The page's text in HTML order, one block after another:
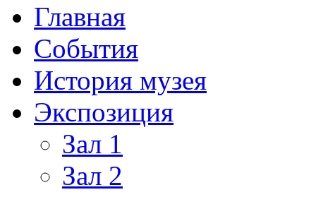
Главная
События
История музея
Экспозиция
Зал 1
Зал 2